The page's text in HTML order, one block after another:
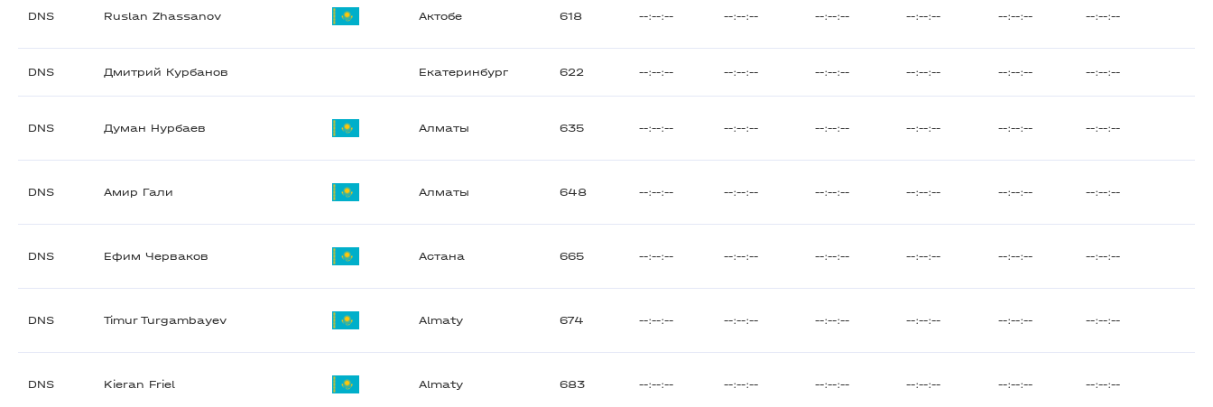
DNS Ruslan Zhassanov Актобе 618 --:--:-- --:--:-- --:--:-- --:--:-- --:--:-- --:--:--
DNS Дмитрий Курбанов Екатеринбург 622 --:--:-- --:--:-- --:--:-- --:--:-- --:--:-- --:--:--
DNS Думан Нурбаев Алматы 635 --:--:-- --:--:-- --:--:-- --:--:-- --:--:-- --:--:--
DNS Амир Гали Алматы 648 --:--:-- --:--:-- --:--:-- --:--:-- --:--:-- --:--:--
DNS Ефим Черваков Астана 665 --:--:-- --:--:-- --:--:-- --:--:-- --:--:-- --:--:--
DNS Timur Turgambayev Almaty 674 --:--:-- --:--:-- --:--:-- --:--:-- --:--:-- --:--:--
DNS Kieran Friel Almaty 683 --:--:-- --:--:-- --:--:-- --:--:-- --:--:-- --:--:--